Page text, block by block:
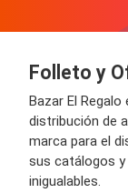
Folleto y
Bazar El
distribución de
marca para el
sus catálogos
inigualables.